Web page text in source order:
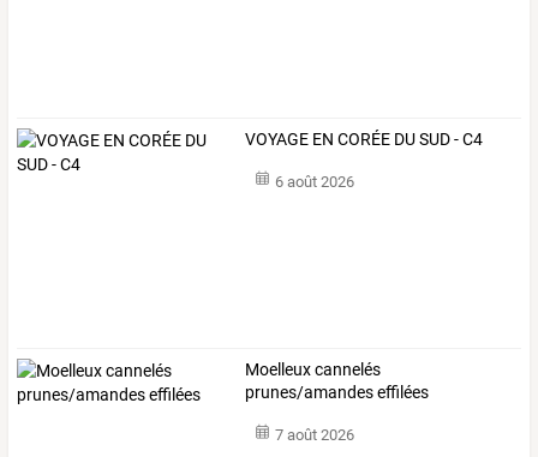
VOYAGE EN CORÉE DU SUD - C4
6 août 2026
Moelleux cannelés
prunes/amandes effilées
7 août 2026